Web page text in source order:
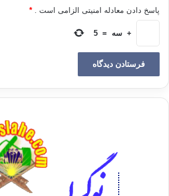
پاسخ دادن معادله امنیتی الزامی است . *
+ سه =
5